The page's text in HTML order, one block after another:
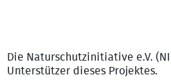
Die Naturschutzinitiative e.V.
Unterstützer dieses Projektes.